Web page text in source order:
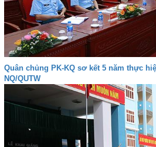
Quân chủng PK-KQ sơ kết 5 năm thực
NQ/QUTW